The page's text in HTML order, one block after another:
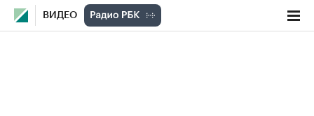
ВИДЕО